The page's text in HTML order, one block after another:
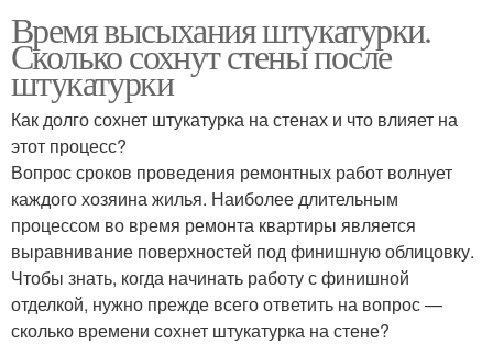
укладкой
Время высыхания штукатурки.
Сколько сохнут стены после
штукатурки
Как долго сохнет штукатурка на стенах и что влияет на
этот процесс?
Вопрос сроков проведения ремонтных работ волнует
каждого хозяина жилья. Наиболее длительным
процессом во время ремонта квартиры является
выравнивание поверхностей под финишную облицовку.
Чтобы знать, когда начинать работу с финишной
отделкой, нужно прежде всего ответить на вопрос —
сколько времени сохнет штукатурка на стене?